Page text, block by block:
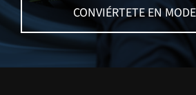
CONVIÉRTETE EN